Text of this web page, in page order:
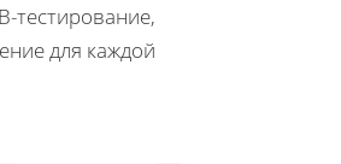
тестирование,
для каждой